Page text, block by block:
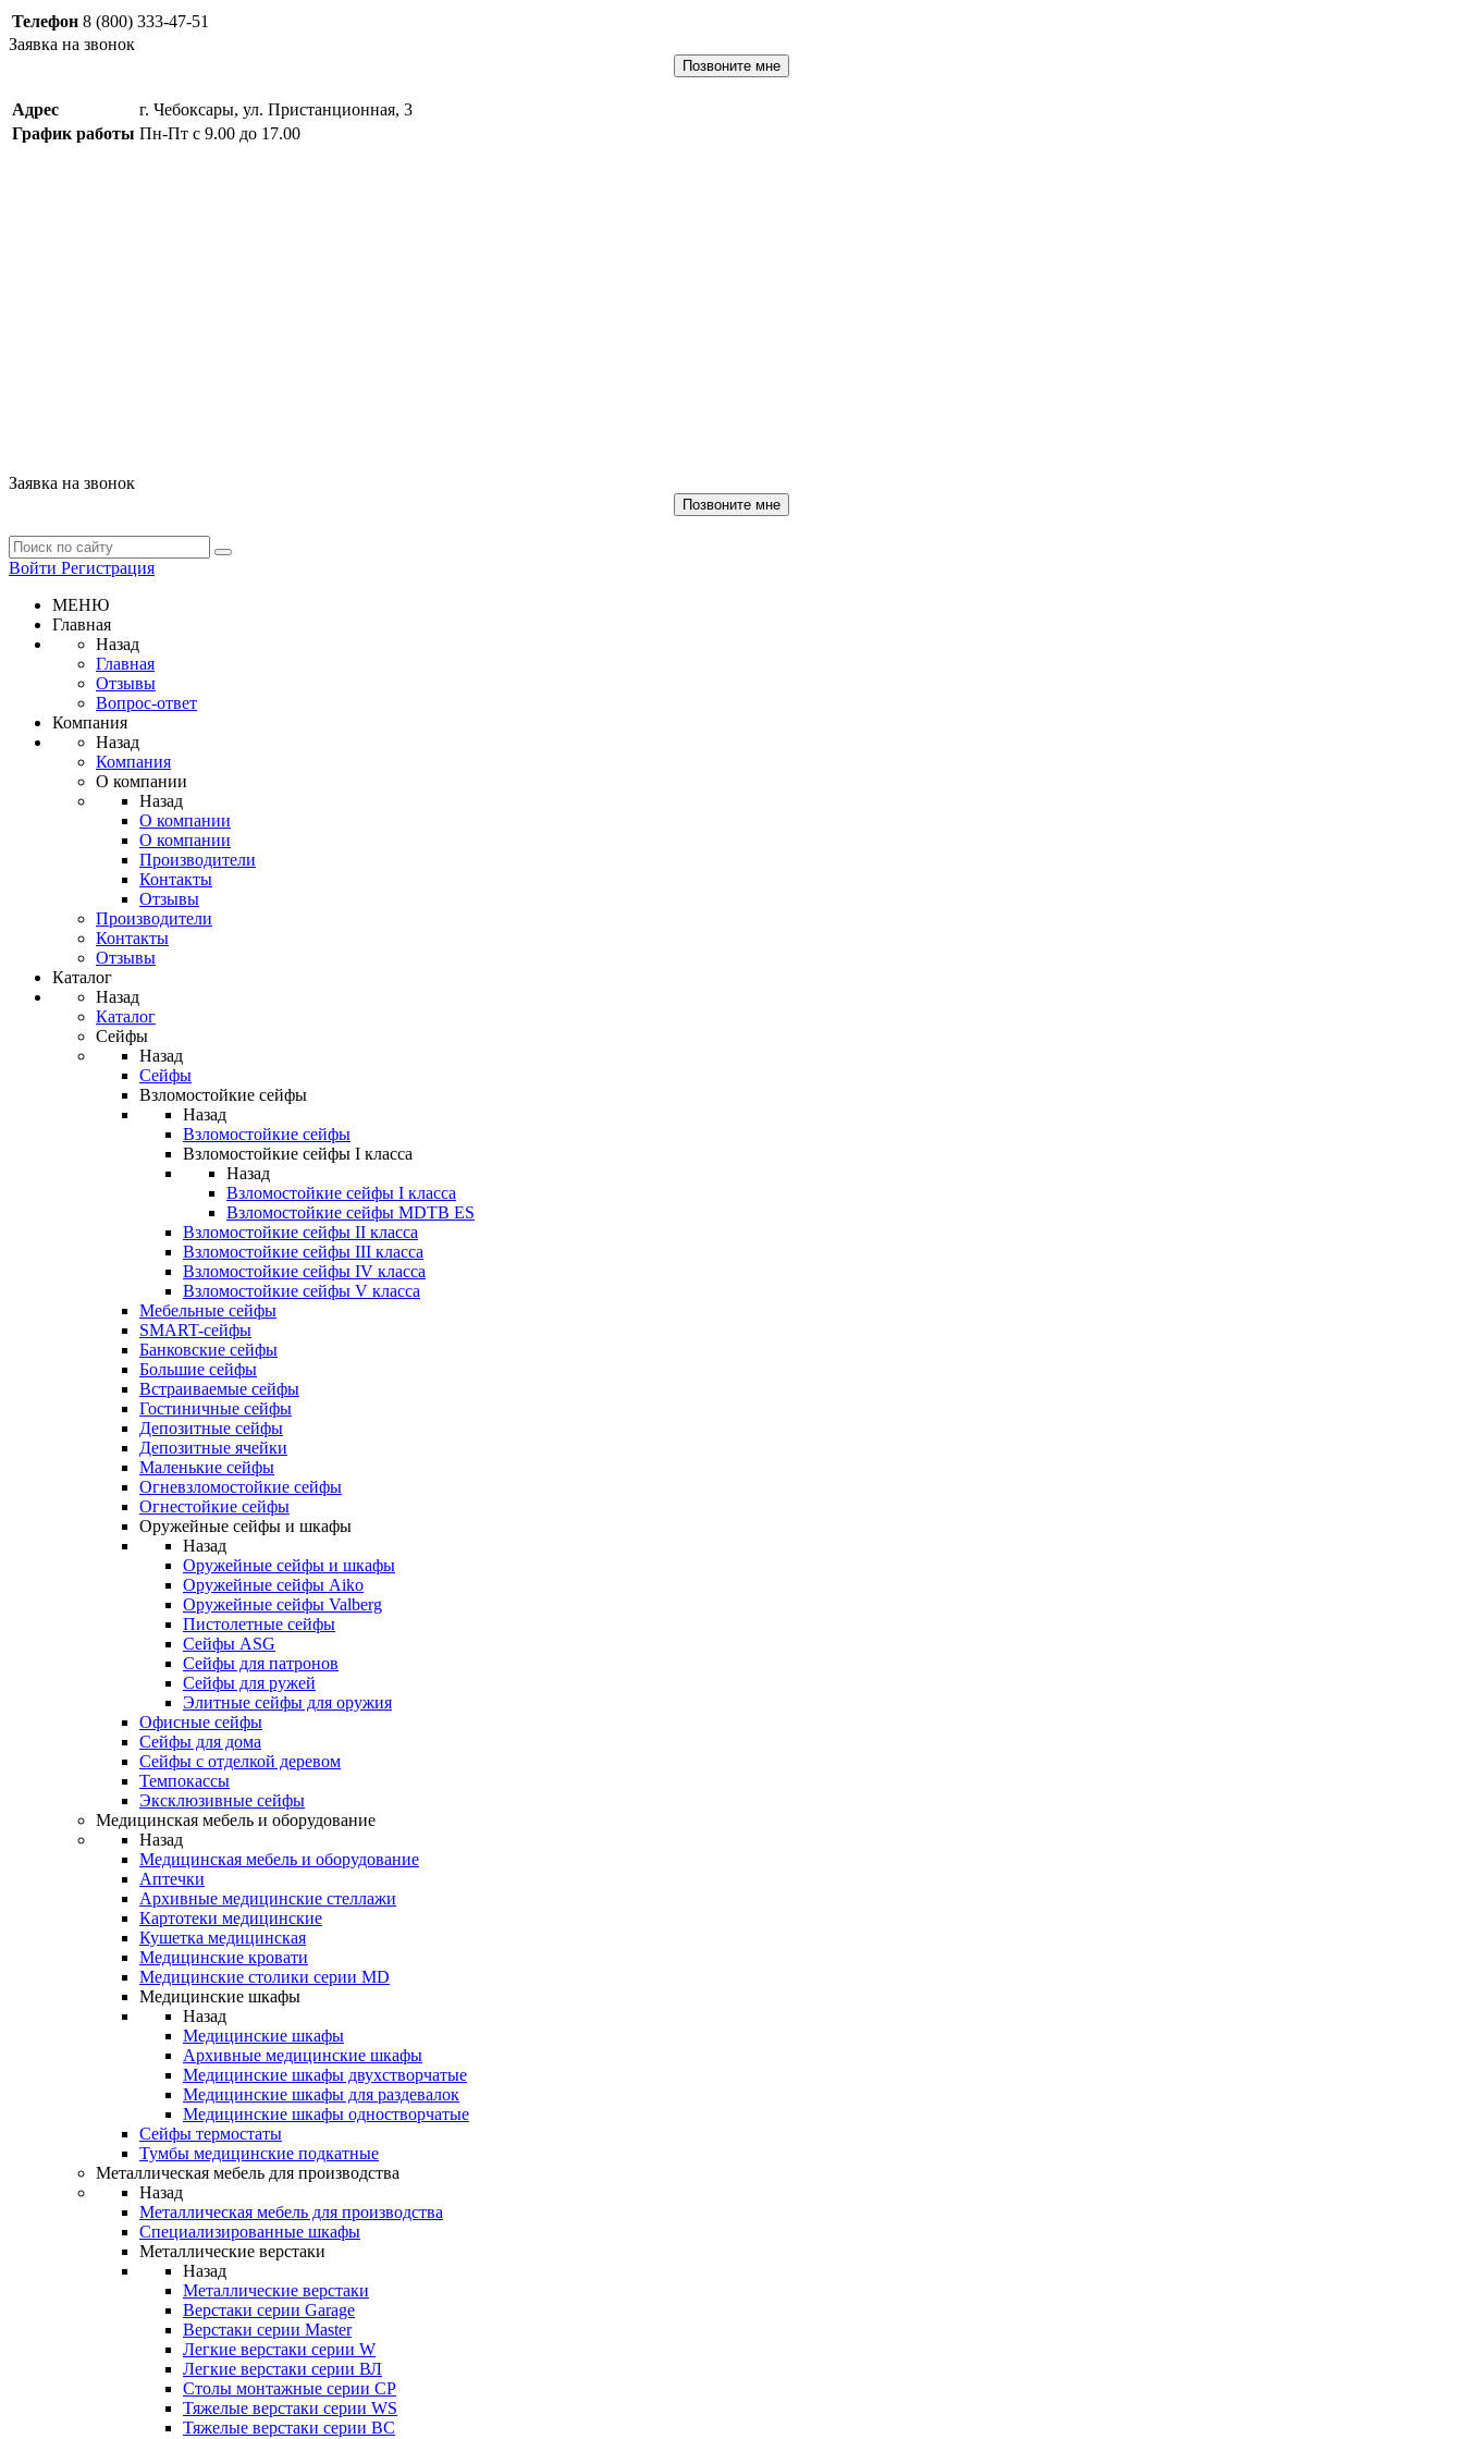
Телефон 8 (800) 333-47-51
Заявка на звонок
Позвоните мне
Адрес
г. Чебоксары, ул. Пристанционная, 3
График работы Пн-Пт с 9.00 до 17.00
Заявка на звонок
Позвоните мне
Войти Регистрация
МЕНЮ
Главная
Назад
Главная
Отзывы
Вопрос-ответ
Компания
Назад
Компания
О компании
Назад
О компании
О компании
Производители
Контакты
Отзывы
Производители
Контакты
Отзывы
Каталог
Назад
Каталог
Сейфы
Назад
Сейфы
Взломостойкие сейфы
Назад
Взломостойкие сейфы
Взломостойкие сейфы I класса
Назад
Взломостойкие сейфы I класса
Взломостойкие сейфы MDTB ES
Взломостойкие сейфы II класса
Взломостойкие сейфы III класса
Взломостойкие сейфы IV класса
Взломостойкие сейфы V класса
Мебельные сейфы
SMART-сейфы
Банковские сейфы
Большие сейфы
Встраиваемые сейфы
Гостиничные сейфы
Депозитные сейфы
Депозитные ячейки
Маленькие сейфы
Огневзломостойкие сейфы
Огнестойкие сейфы
Оружейные сейфы и шкафы
Назад
Оружейные сейфы и шкафы
Оружейные сейфы Aiko
Оружейные сейфы Valberg
Пистолетные сейфы
Сейфы ASG
Сейфы для патронов
Сейфы для ружей
Элитные сейфы для оружия
Офисные сейфы
Сейфы для дома
Сейфы с отделкой деревом
Темпокассы
Эксклюзивные сейфы
Медицинская мебель и оборудование
Назад
Медицинская мебель и оборудование
Аптечки
Архивные медицинские стеллажи
Картотеки медицинские
Кушетка медицинская
Медицинские кровати
Медицинские столики серии MD
Медицинские шкафы
Назад
Медицинские шкафы
Архивные медицинские шкафы
Медицинские шкафы двухстворчатые
Медицинские шкафы для раздевалок
Медицинские шкафы одностворчатые
Сейфы термостаты
Тумбы медицинские подкатные
Металлическая мебель для производства
Назад
Металлическая мебель для производства
Cпециализированные шкафы
Металлические верстаки
Назад
Металлические верстаки
Верстаки серии Garage
Верстаки серии Master
Легкие верстаки серии W
Легкие верстаки серии ВЛ
Столы монтажные серии СР
Тяжелые верстаки серии WS
Тяжелые верстаки серии ВС